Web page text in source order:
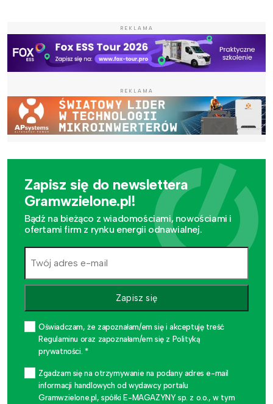
REKLAMA
REKLAMA
Zapisz się do newslettera
Gramwzielone.pl!
Bądź na bieżąco z wiadomościami, nowościami i
ofertami firm z rynku energii odnawialnej.
Zapisz się
Oświadczam, że zapoznałam/em się i akceptuję treść
Regulaminu oraz zapoznałam/em się z Polityką
prywatności. *
Zgadzam się na otrzymywanie na podany adres e-mail
informacji handlowych od wydawcy portalu
Gramwzielone.pl, spółki E-MAGAZYNY sp. z o.o., w tym